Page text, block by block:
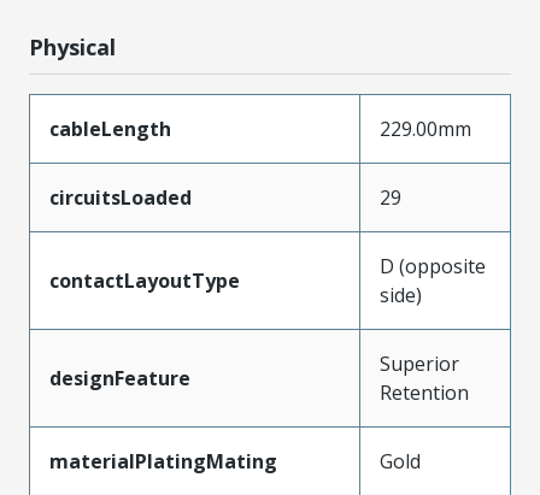
Physical
cableLength 229.00mm
circuitsLoaded 29
contactLayoutType
D (opposite
side)
designFeature
Superior
Retention
materialPlatingMating Gold